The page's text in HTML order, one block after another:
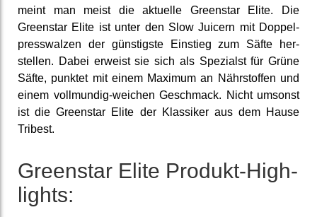
meint man meist die aktuelle Greenstar Elite. Die
Greenstar Elite ist unter den Slow Juicern mit Doppel­
press­walzen der günstig­ste Einstieg zum Säfte her­
stellen. Dabei erweist sie sich als Spezialst für Grüne
Säfte, punktet mit einem Maximum an Nähr­stoffen und
einem voll­mundig-weichen Geschmack. Nicht umsonst
ist die Greenstar Elite der Klassiker aus dem Hause
Tribest.
Greenstar Elite Produkt-High­
lights: